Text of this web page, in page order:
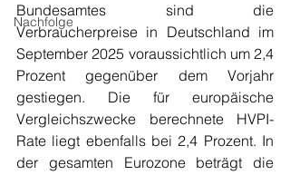
Nachfolge
Bundesamtes sind die
Verbraucherpreise in Deutschland im
September 2025 voraussichtlich um 2,4
Prozent gegenüber dem Vorjahr
gestiegen. Die für europäische
Vergleichszwecke berechnete HVPI-
Rate liegt ebenfalls bei 2,4 Prozent. In
der gesamten Eurozone beträgt die